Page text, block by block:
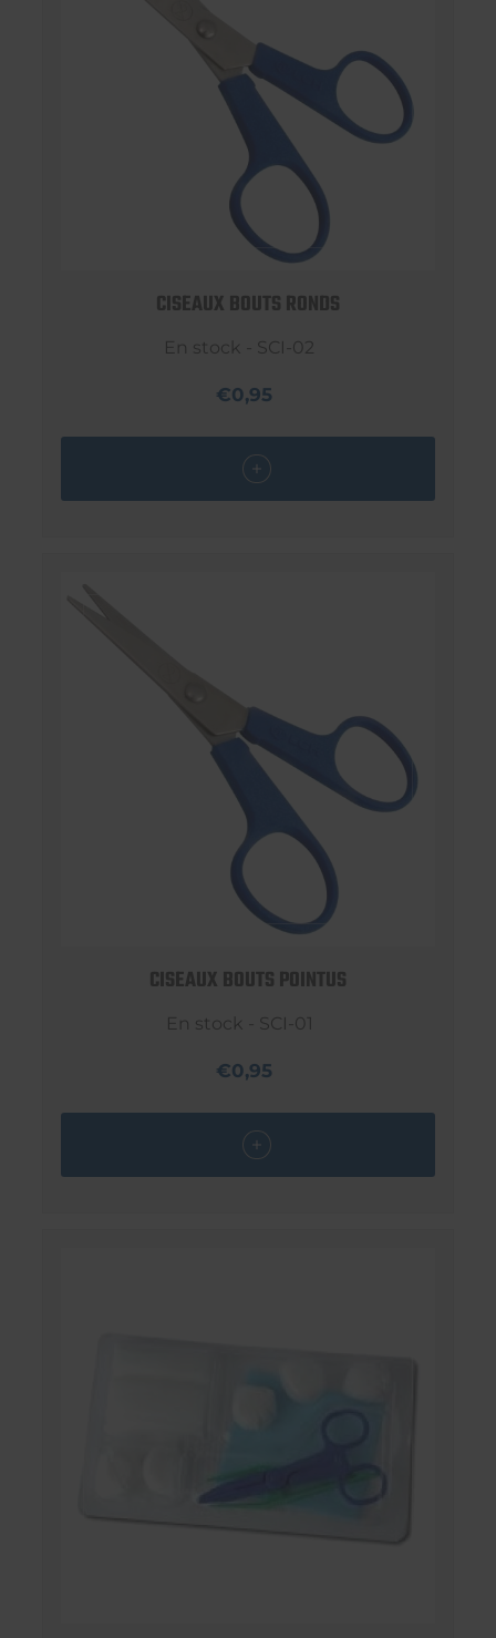
CISEAUX BOUTS RONDS
En stock - SCI-02
€0,95
CISEAUX BOUTS POINTUS
En stock - SCI-01
€0,95